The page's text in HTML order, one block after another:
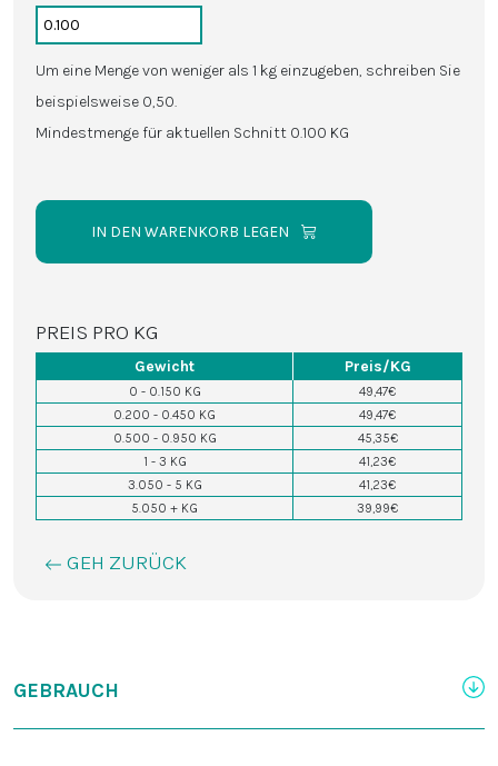
Um eine Menge von weniger als 1 kg einzugeben, schreiben Sie
beispielsweise 0,50.
Mindestmenge für aktuellen Schnitt 0.100 KG
IN DEN WARENKORB LEGEN
PREIS PRO KG
Gewicht Preis/KG
0 - 0.150 KG
49,47€
0.200 - 0.450 KG
49,47€
0.500 - 0.950 KG
45,35€
1 - 3 KG
41,23€
3.050 - 5 KG
41,23€
5.050 + KG
39,99€
GEH ZURÜCK
GEBRAUCH